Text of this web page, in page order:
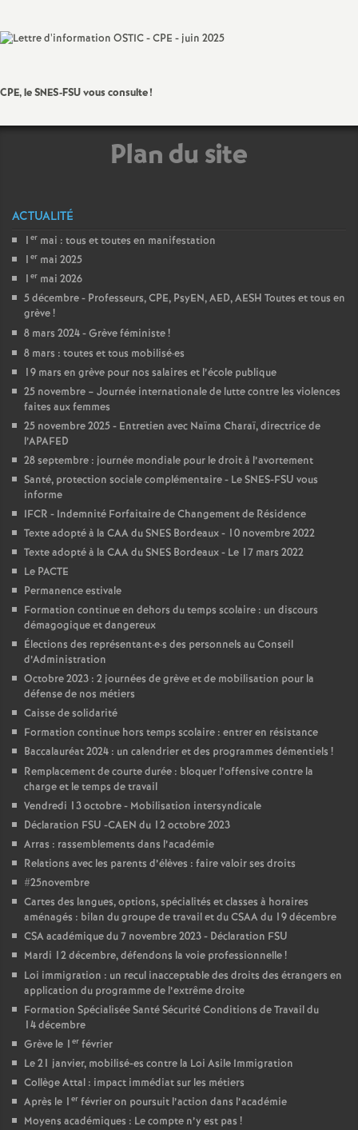
i
a
l
e
s
E
n
s
e
i
g
n
e
m
e
n
t
s
d
e
S
e
CPE, le SNES-FSU vous consulte!
Plan du site
ACTUALITÉ
1 er mai : tous et toutes en manifestation
1 er mai 2025
1 er mai 2026
5 décembre - Professeurs, CPE, PsyEN, AED, AESH Toutes et tous en
grève!
8 mars 2024 - Grève féministe!
8 mars : toutes et tous mobilisé·es
19 mars en grève pour nos salaires et l’école publique
25 novembre – Journée internationale de lutte contre les violences
faites aux femmes
25 novembre 2025 - Entretien avec Naïma Charaï, directrice de
l’APAFED
28 septembre : journée mondiale pour le droit à l’avortement
Santé, protection sociale complémentaire - Le SNES-FSU vous
informe
IFCR - Indemnité Forfaitaire de Changement de Résidence
Texte adopté à la CAA du SNES Bordeaux - 10 novembre 2022
Texte adopté à la CAA du SNES Bordeaux - Le 17 mars 2022
Le PACTE
Permanence estivale
Formation continue en dehors du temps scolaire : un discours
démagogique et dangereux
Élections des représentant·e·s des personnels au Conseil
d’Administration
Octobre 2023 : 2 journées de grève et de mobilisation pour la
défense de nos métiers
Caisse de solidarité
Formation continue hors temps scolaire : entrer en résistance
Baccalauréat 2024 : un calendrier et des programmes démentiels !
Remplacement de courte durée : bloquer l’offensive contre la
charge et le temps de travail
Vendredi 13 octobre - Mobilisation intersyndicale
Déclaration FSU -CAEN du 12 octobre 2023
Arras : rassemblements dans l’académie
Relations avec les parents d’élèves : faire valoir ses droits
#25novembre
Cartes des langues, options, spécialités et classes à horaires
aménagés : bilan du groupe de travail et du CSAA du 19 décembre
CSA académique du 7 novembre 2023 - Déclaration FSU
Mardi 12 décembre, défendons la voie professionnelle!
Loi immigration : un recul inacceptable des droits des étrangers en
application du programme de l’extrême droite
Formation Spécialisée Santé Sécurité Conditions de Travail du
14 décembre
Grève le 1 er février
Le 21 janvier, mobilisé-es contre la Loi Asile Immigration
Collège Attal : impact immédiat sur les métiers
Après le 1 er février on poursuit l’action dans l’académie
Moyens académiques : Le compte n’y est pas !